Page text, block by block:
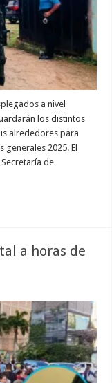
a nivel
los distintos
alrededores para
2025. El
de
a horas de